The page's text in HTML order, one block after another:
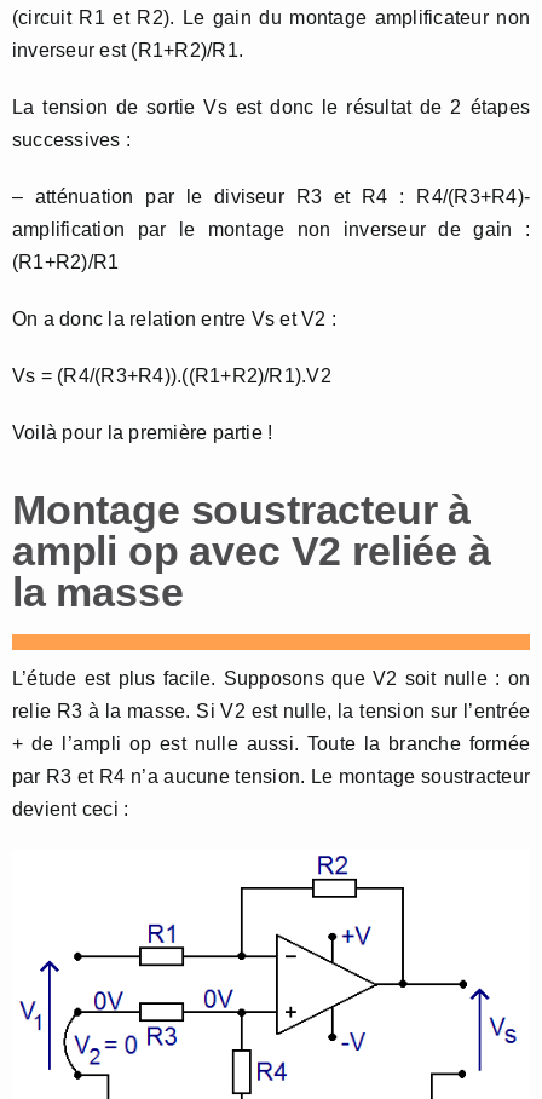
(circuit R1 et R2). Le gain du montage amplificateur non
inverseur est (R1+R2)/R1.
La tension de sortie Vs est donc le résultat de 2 étapes
successives :
– atténuation par le diviseur R3 et R4 : R4/(R3+R4)-
amplification par le montage non inverseur de gain :
(R1+R2)/R1
On a donc la relation entre Vs et V2 :
Vs = (R4/(R3+R4)).((R1+R2)/R1).V2
Voilà pour la première partie !
Montage soustracteur à
ampli op avec V2 reliée à
la masse
L’étude est plus facile. Supposons que V2 soit nulle : on
relie R3 à la masse. Si V2 est nulle, la tension sur l’entrée
+ de l’ampli op est nulle aussi. Toute la branche formée
par R3 et R4 n’a aucune tension. Le montage soustracteur
devient ceci :